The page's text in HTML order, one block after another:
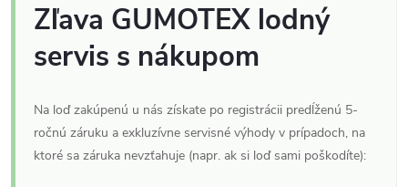
Zľava GUMOTEX lodný
servis s nákupom
Na loď zakúpenú u nás získate po registrácii predĺženú 5-
ročnú záruku a exkluzívne servisné výhody v prípadoch, na
ktoré sa záruka nevzťahuje (napr. ak si loď sami poškodíte):